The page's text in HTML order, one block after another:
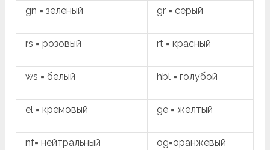
gn = зеленый gr = серый
rs = розовый rt = красный
ws = белый hbl = голубой
el = кремовый ge = желтый
nf= нейтральный og=оранжевый